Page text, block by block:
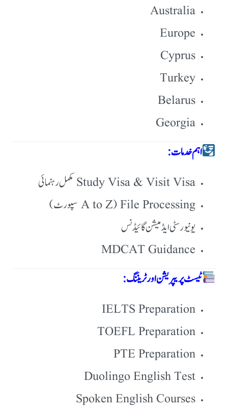
Australia
Europe
Cyprus
Turkey
Belarus
Georgia
اہم خدمات:
Study Visa & Visit Visa مکمل رہنمائی
File Processing (A to Z سپورٹ)
یونیورسٹی ایڈمیشن گائیڈنس
MDCAT Guidance
ٹیسٹ پریپریشن اور ٹریننگ:
IELTS Preparation
TOEFL Preparation
PTE Preparation
Duolingo English Test
Spoken English Courses